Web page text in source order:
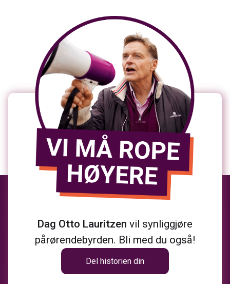
Dag Otto Lauritzen vil synliggjøre
pårørendebyrden. Bli med du også!
Del historien din